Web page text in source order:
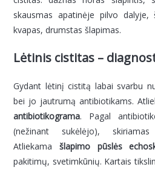
skausmas apatinėje pilvo dalyje,
kvapas, drumstas šlapimas.
Lėtinis cistitas –
Gydant lėtinį cistitą labai svarbu
bei jo jautrumą antibiotikams.
antibiotikograma. Pagal
(nežinant sukėlėjo),
Atliekamašlapimo pūslės
pakitimų, svetimkūnių. Kartais